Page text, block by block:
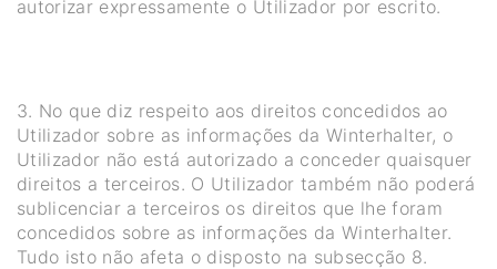
autorizar expressamente o Utilizador por escrito.
3. No que diz respeito aos direitos concedidos ao
Utilizador sobre as informações da Winterhalter, o
Utilizador não está autorizado a conceder quaisquer
direitos a terceiros. O Utilizador também não poderá
sublicenciar a terceiros os direitos que lhe foram
concedidos sobre as informações da Winterhalter.
Tudo isto não afeta o disposto na subsecção 8.